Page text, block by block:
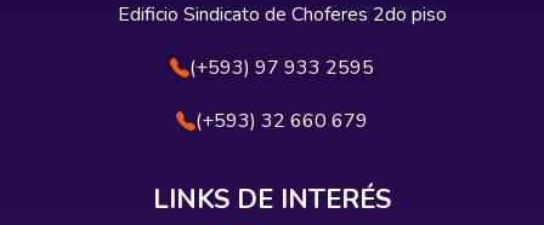
Edificio Sindicato de Choferes 2do piso
(+593) 97 933 2595
(+593) 32 660 679
LINKS DE INTERÉS